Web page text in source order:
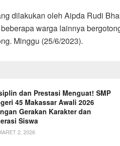
dilakukan oleh Aipda Rudi
warga lainnya
Minggu (25/6/2023).
dan Prestasi Menguat! SMP
45 Makassar Awali 2026
Gerakan Karakter dan
Siswa
2, 2026